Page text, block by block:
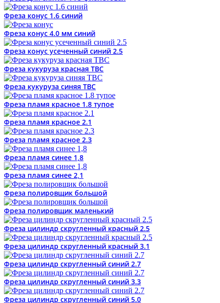
Фреза конус 1.6 синий
Фреза конус 4.0 мм синий
Фреза конус усеченный синий 2.5
Фреза кукуруза красная ТВС
Фреза кукуруза синяя ТВС
Фреза пламя красное 1.8 тупое
Фреза пламя красное 2.1
Фреза пламя красное 2.3
Фреза пламя синее 1,8
Фреза пламя синее 2,1
Фреза полировщик большой
Фреза полировщик маленький
Фреза цилиндр скругленный красный 2.5
Фреза цилиндр скругленный красный 3.1
Фреза цилиндр скругленный синий 2.7
Фреза цилиндр скругленный синий 3.3
Фреза цилиндр скругленный синий 5.0